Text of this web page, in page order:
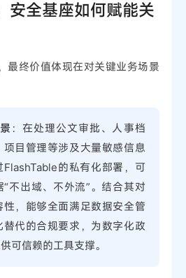
安全基座如何赋能关
最终价值体现在对关键业务场景
：在处理公文审批、人事档
目管理等涉及大量敏感信息
FlashTable的私有化部署，可
不出域、不外流”。结合其对
，能够全面满足数据安全管
代的合规要求，为数字化政
可信赖的工具支撑。